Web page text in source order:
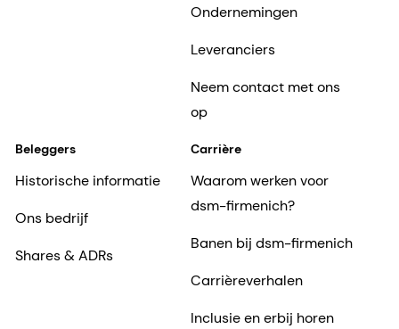
Ondernemingen
Leveranciers
Neem contact met ons
op
Beleggers
Historische informatie
Ons bedrijf
Shares & ADRs
Carrière
Waarom werken voor
dsm-firmenich?
Banen bij dsm-firmenich
Carrièreverhalen
Inclusie en erbij horen